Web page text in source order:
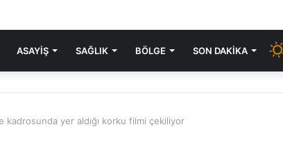
ASAYIŞ SAĞLIK BÖLGE SON DAKIKA
de kadrosunda yer aldığı korku filmi çekiliyor